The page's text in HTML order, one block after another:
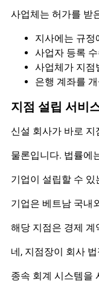
사업체는 허가를 받
지사에는 규정
사업자 등록
사업체가 지점
은행 계좌를
지점 설립 서비
신설 회사가 바로 지
물론입니다. 법률에
기업이 설립할 수
기업은 베트남 국내
해당 지점은 경제 계
네, 지점장이 회사
종속 회계 시스템을